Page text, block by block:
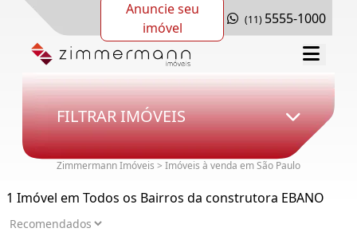
Anuncie seu
imóvel
(11) 5555-1000
FILTRAR IMÓVEIS
Zimmermann Imóveis > Imóveis à venda em São Paulo
1 Imóvel em Todos os Bairros da construtora EBANO